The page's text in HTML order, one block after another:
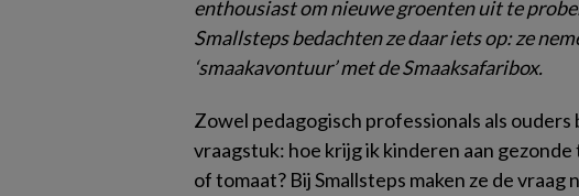
enthousiast om nieuwe groenten uit te
Smallsteps bedachten ze daar iets op: ze
‘smaakavontuur’ met de Smaaksafaribox.
Zowel pedagogisch professionals als
vraagstuk: hoe krijg ik kinderen aan
of tomaat? Bij Smallsteps maken ze de